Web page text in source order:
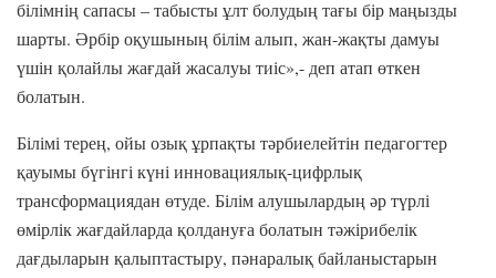
білімнің сапасы – табысты ұлт болудың тағы бір маңызды
шарты. Әрбір оқушының білім алып, жан-жақты дамуы
үшін қолайлы жағдай жасалуы тиіс»,- деп атап өткен
болатын.
Білімі терең, ойы озық ұрпақты тәрбиелейтін педагогтер
қауымы бүгінгі күні инновациялық-цифрлық
трансформациядан өтуде. Білім алушылардың әр түрлі
өмірлік жағдайларда қолдануға болатын тәжірибелік
дағдыларын қалыптастыру, пәнаралық байланыстарын